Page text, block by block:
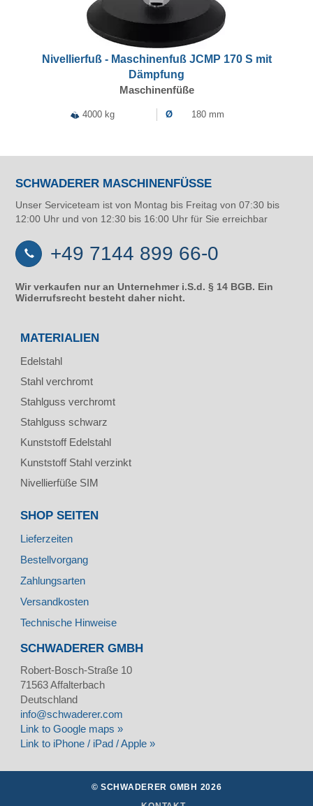
Nivellierfuß - Maschinenfuß JCMP 170 S mit
Dämpfung
Maschinenfüße
4000 kg Ø 180 mm
SCHWADERER MASCHINENFÜSSE
Unser Serviceteam ist von Montag bis Freitag von 07:30 bis
12:00 Uhr und von 12:30 bis 16:00 Uhr für Sie erreichbar
+49 7144 899 66-0
Wir verkaufen nur an Unternehmer i.S.d. § 14 BGB. Ein
Widerrufsrecht besteht daher nicht.
MATERIALIEN
Edelstahl
Stahl verchromt
Stahlguss verchromt
Stahlguss schwarz
Kunststoff Edelstahl
Kunststoff Stahl verzinkt
Nivellierfüße SIM
SHOP SEITEN
Lieferzeiten
Bestellvorgang
Zahlungsarten
Versandkosten
Technische Hinweise
SCHWADERER GMBH
Robert-Bosch-Straße 10
71563Affalterbach
Deutschland
info@schwaderer.com
Link to Google maps »
Link to iPhone / iPad / Apple »
© SCHWADERER GMBH 2026